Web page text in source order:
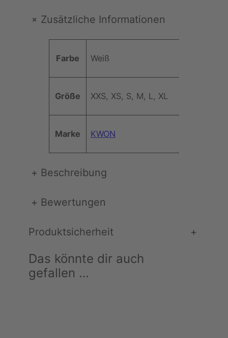
c
h
d
e
e
+Zusätzliche Informationen
t
b
e
W
e
Farbe Weiß
Größe XXS, XS, S, M, L, XL
Marke KWON
+ Beschreibung
+ Bewertungen
Produktsicherheit +
Das könnte dir auch
gefallen …